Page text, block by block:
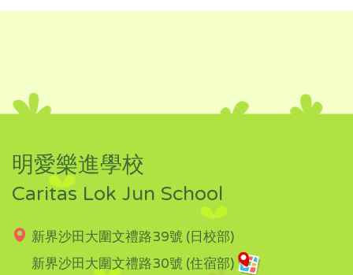
明愛樂進學校
Caritas Lok Jun School
新界沙田大圍文禮路39號 (日校部)
新界沙田大圍文禮路30號 (住宿部)